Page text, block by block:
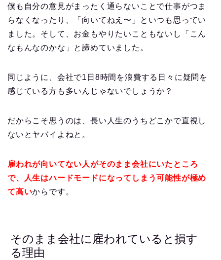
僕も自分の意見がまったく通らないことで仕事がつま
らなくなったり、「向いてねえ〜」といつも思ってい
ました。そして、お金もやりたいこともないし「こん
なもんなのかな」と諦めていました。
同じように、会社で1日8時間を浪費する日々に疑問を
感じている方も多いんじゃないでしょうか？
だからこそ思うのは、長い人生のうちどこかで直視し
ないとヤバイよねと。
雇われが向いてない人がそのまま会社にいたところ
で、人生はハードモードになってしまう可能性が極め
て高いからです。
そのまま会社に雇われていると損す
る理由